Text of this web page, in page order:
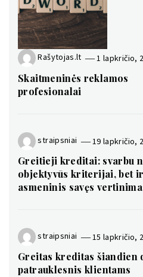
Rašytojas.lt 1 lapkričio,
Skaitmeninės reklamos
profesionalai
straipsniai 19 lapkričio,
Greitieji kreditai: svarbu
objektyvūs kriterijai, bet ir
asmeninis savęs
straipsniai 15 lapkričio,
Greitas kreditas šiandien
patrauklesnis klientams